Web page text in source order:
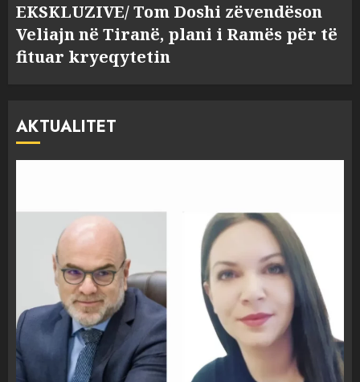
EKSKLUZIVE/ Tom Doshi zëvendëson
Veliajn në Tiranë, plani i Ramës për të
fituar kryeqytetin
AKTUALITET